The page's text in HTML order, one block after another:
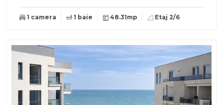
1 camera 1 baie 48.31mp Etaj 2/6